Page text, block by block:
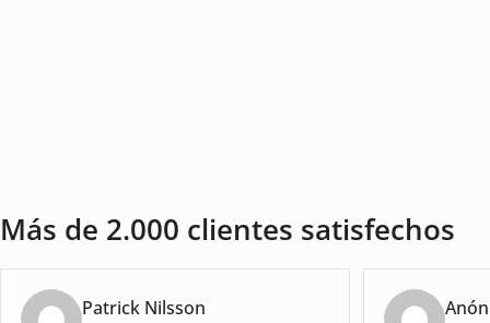
Más de 2.000 clientes satisfechos
Patrick Nilsson